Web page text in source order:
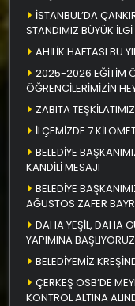
İSTANBUL’DA
STANDIMIZ BÜYÜK
AHİLİK HAFTASI BU
2025-2026 EĞİTİM
ÖĞRENCİLERİMİZİN
ZABITA
İLÇEMİZDE 7
BELEDİYE
KANDİLİ MESAJI
BELEDİYE
AĞUSTOS ZAFER
DAHA YEŞİL, DAHA
YAPIMINA BAŞLIYORUZ
BELEDİYEMİZ
ÇERKEŞ OSB’DE
KONTROL ALTINA